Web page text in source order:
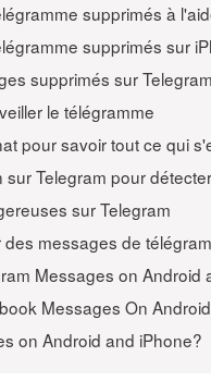
supprimés à
supprimés sur
supprimés sur
le télégramme
pour savoir tout ce qui
Telegram pour
sur Telegram
messages de
Messages on Android
Messages On
on Android and iPhone?